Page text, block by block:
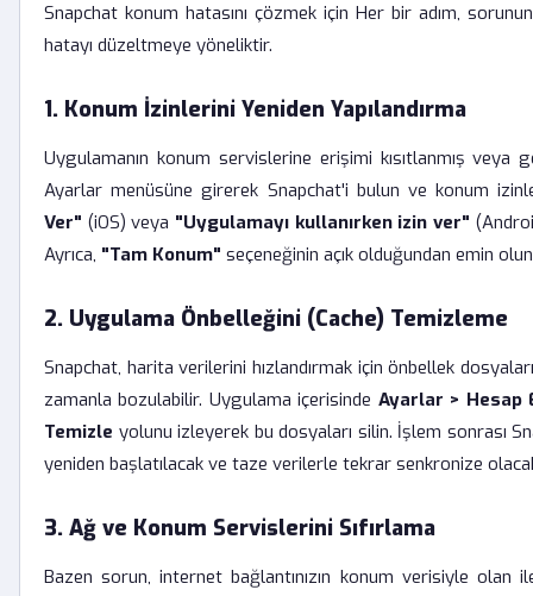
Snapchat konum hatasını çözmek için Her bir adım,
hatayı düzeltmeye yöneliktir.
1. Konum İzinlerini Yeniden Yapılandırma
Uygulamanın konum servislerine erişimi kısıtlanmış veya
Ayarlar menüsüne girerek Snapchat'i bulun ve konum
Ver" (iOS) veya "Uygulamayı kullanırken izin ver"
Ayrıca, "Tam Konum" seçeneğinin açık olduğundan emin
2. Uygulama Önbelleğini (Cache) Temizleme
Snapchat, harita verilerini hızlandırmak için önbellek
zamanla bozulabilir. Uygulama içerisinde Ayarlar > Hesap
Temizle yolunu izleyerek bu dosyaları silin. İşlem sonrası
yeniden başlatılacak ve taze verilerle tekrar senkronize
3. Ağ ve Konum Servislerini Sıfırlama
Bazen sorun, internet bağlantınızın konum verisiyle olan